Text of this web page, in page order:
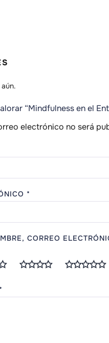
“Mindfulness en el
electrónico no será
*
CORREO
*